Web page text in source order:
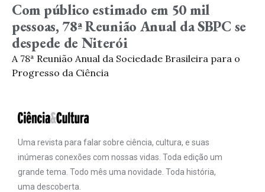
Com público estimado em 50 mil
pessoas, 78ª Reunião Anual da SBPC se
despede de Niterói
A 78ª Reunião Anual da Sociedade Brasileira para o
Progresso da Ciência
Uma revista para falar sobre ciência, cultura, e suas
inúmeras conexões com nossas vidas. Toda edição um
grande tema. Todo mês uma novidade. Toda história,
uma descoberta.